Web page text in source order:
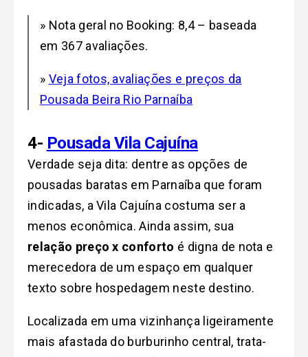
» Nota geral no Booking: 8,4 – baseada
em 367 avaliações.
» Veja fotos, avaliações e preços da
Pousada Beira Rio Parnaíba
4- Pousada Vila Cajuína
Verdade seja dita: dentre as opções de
pousadas baratas em Parnaíba que foram
indicadas, a Vila Cajuína costuma ser a
menos econômica. Ainda assim, sua
relação preço x conforto é digna de nota e
merecedora de um espaço em qualquer
texto sobre hospedagem neste destino.
Localizada em uma vizinhança ligeiramente
mais afastada do burburinho central, trata-